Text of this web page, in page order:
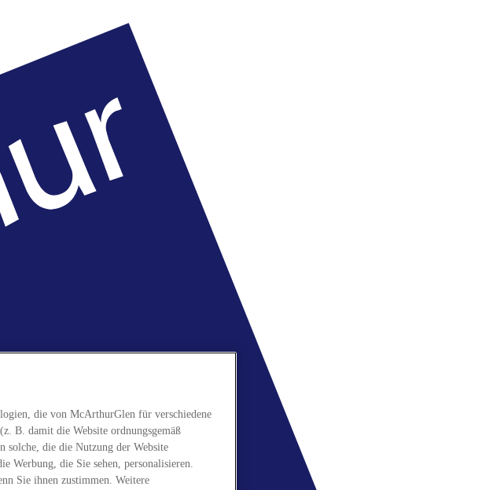
die von McArthurGlen für verschiedene
B. damit die Website ordnungsgemäß
solche, die die Nutzung der Website
Werbung, die Sie sehen, personalisieren.
Sie ihnen zustimmen. Weitere